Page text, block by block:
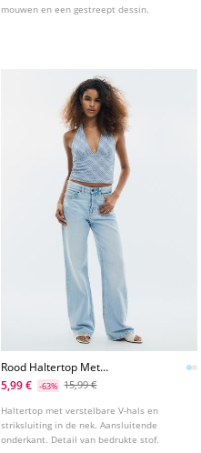
mouwen en een gestreept dessin.
Rood Haltertop Met
Stippenprint
5,99 € -63% 15,99 €
Haltertop met verstelbare V-hals en
striksluiting in de nek. Aansluitende
onderkant. Detail van bedrukte stof.